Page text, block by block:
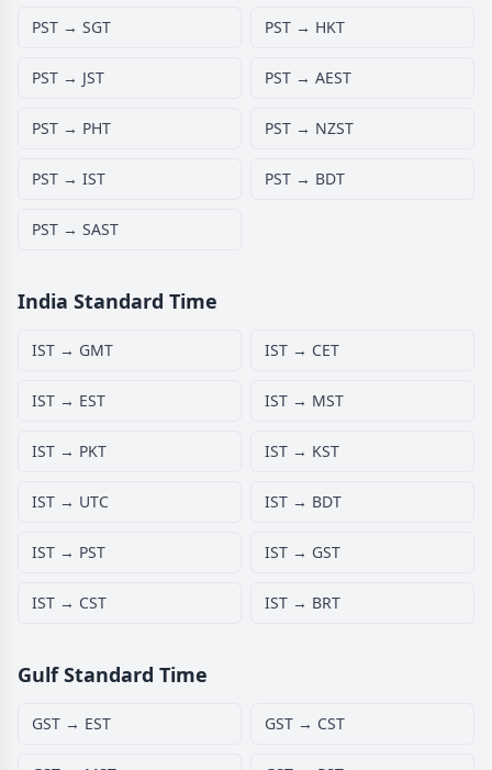
PST → SGT PST → HKT
PST → JST PST → AEST
PST → PHT PST → NZST
PST → IST PST → BDT
PST → SAST
India Standard Time
IST → GMT IST → CET
IST → EST IST → MST
IST → PKT IST → KST
IST → UTC IST → BDT
IST → PST IST → GST
IST → CST IST → BRT
Gulf Standard Time
GST → EST GST → CST